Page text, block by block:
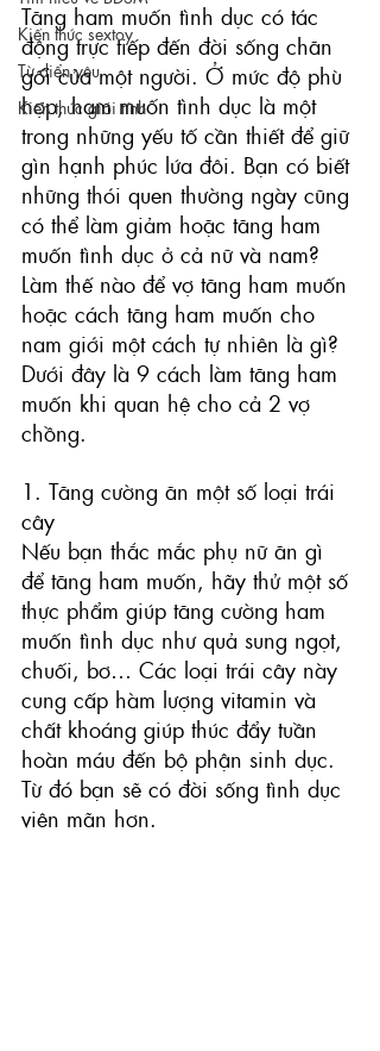
Kiến thức sextoy
Từ điển yêu
Kiến thức giới tính
Tăng ham muốn tình dục có tác
động trực tiếp đến đời sống chăn
gối của một người. Ở mức độ phù
hợp, ham muốn tình dục là một
trong những yếu tố cần thiết để giữ
gìn hạnh phúc lứa đôi. Bạn có biết
những thói quen thường ngày cũng
có thể làm giảm hoặc tăng ham
muốn tình dục ở cả nữ và nam?
Làm thế nào để vợ tăng ham muốn
hoặc cách tăng ham muốn cho
nam giới một cách tự nhiên là gì?
Dưới đây là 9 cách làm tăng ham
muốn khi quan hệ cho cả 2 vợ
chồng.
1. Tăng cường ăn một số loại trái
cây
Nếu bạn thắc mắc phụ nữ ăn gì
để tăng ham muốn, hãy thử một số
thực phẩm giúp tăng cường ham
muốn tình dục như quả sung ngọt,
chuối, bơ… Các loại trái cây này
cung cấp hàm lượng vitamin và
chất khoáng giúp thúc đẩy tuần
hoàn máu đến bộ phận sinh dục.
Từ đó bạn sẽ có đời sống tình dục
viên mãn hơn.